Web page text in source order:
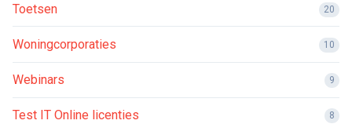
Toetsen 20
Woningcorporaties 10
Webinars 9
Test IT Online licenties 8